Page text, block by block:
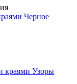
Черное